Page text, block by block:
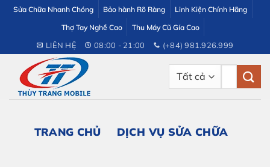
dung
Sửa Chữa Nhanh Chóng Bảo hành Rõ Ràng
Linh Kiện Chính Hãng
Thợ Tay Nghề Cao
Thu Máy Cũ Gía Cao
LIÊN HỆ 08:00 - 21:00 (+84) 981.926.999
TRANG CHỦ DỊCH VỤ SỬA CHỮA